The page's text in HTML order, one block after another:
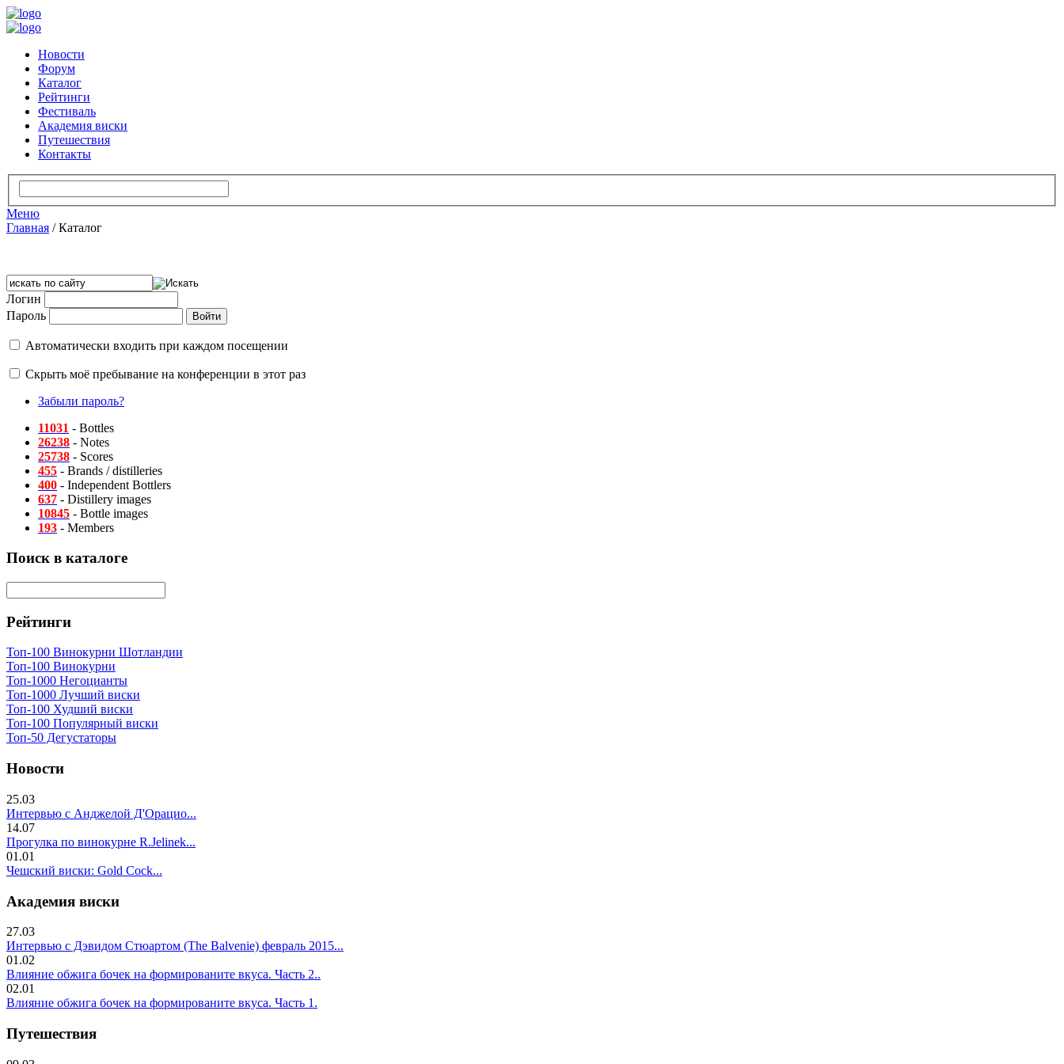
Новости
Форум
Каталог
Рейтинги
Фестиваль
Академия виски
Путешествия
Контакты
Меню
Главная /Каталог
Логин
Пароль
Автоматически входить при каждом посещении
Скрыть моё пребывание на конференции в этот раз
Забыли пароль?
11031 - Bottles
26238 - Notes
25738 - Scores
455 - Brands / distilleries
400 - Independent Bottlers
637 - Distillery images
10845 - Bottle images
193 - Members
Поиск в каталоге
Рейтинги
Топ-100 Винокурни Шотландии
Топ-100 Винокурни
Топ-1000 Негоцианты
Топ-1000 Лучший виски
Топ-100 Худший виски
Топ-100 Популярный виски
Топ-50 Дегустаторы
Новости
25.03
Интервью с Анджелой Д'Орацио...
14.07
Прогулка по винокурне R.Jelinek...
01.01
Чешский виски: Gold Cock...
Академия виски
27.03
Интервью с Дэвидом Стюартом (The Balvenie) февраль 2015...
01.02
Влияние обжига бочек на формированите вкуса. Часть 2..
02.01
Влияние обжига бочек на формированите вкуса. Часть 1.
Путешествия